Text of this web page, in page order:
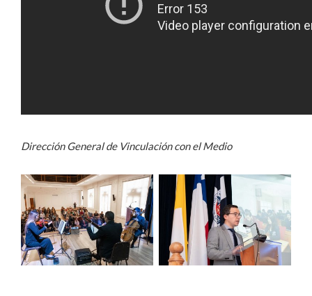
Dirección General de Vinculación con el Medio